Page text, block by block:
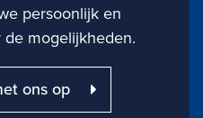
persoonlijk en
mogelijkheden.
ons op